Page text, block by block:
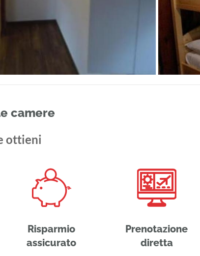
camere
ottieni
Risparmio
assicurato
Prenotazione
diretta